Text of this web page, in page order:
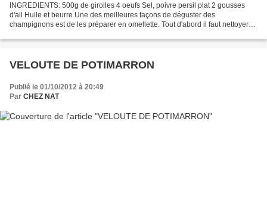
INGREDIENTS: 500g de girolles 4 oeufs Sel, poivre persil plat 2 gousses
d'ail Huile et beurre Une des meilleures façons de déguster des
champignons est de les préparer en omellette. Tout d'abord il faut nettoyer
VELOUTE DE POTIMARRON
Publié le 01/10/2012 à 20:49
Par CHEZ NAT